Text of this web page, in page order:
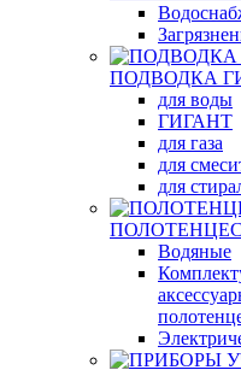
ПОДВОДКА
для воды
ГИГАНТ
для газа
для
для
Водяные